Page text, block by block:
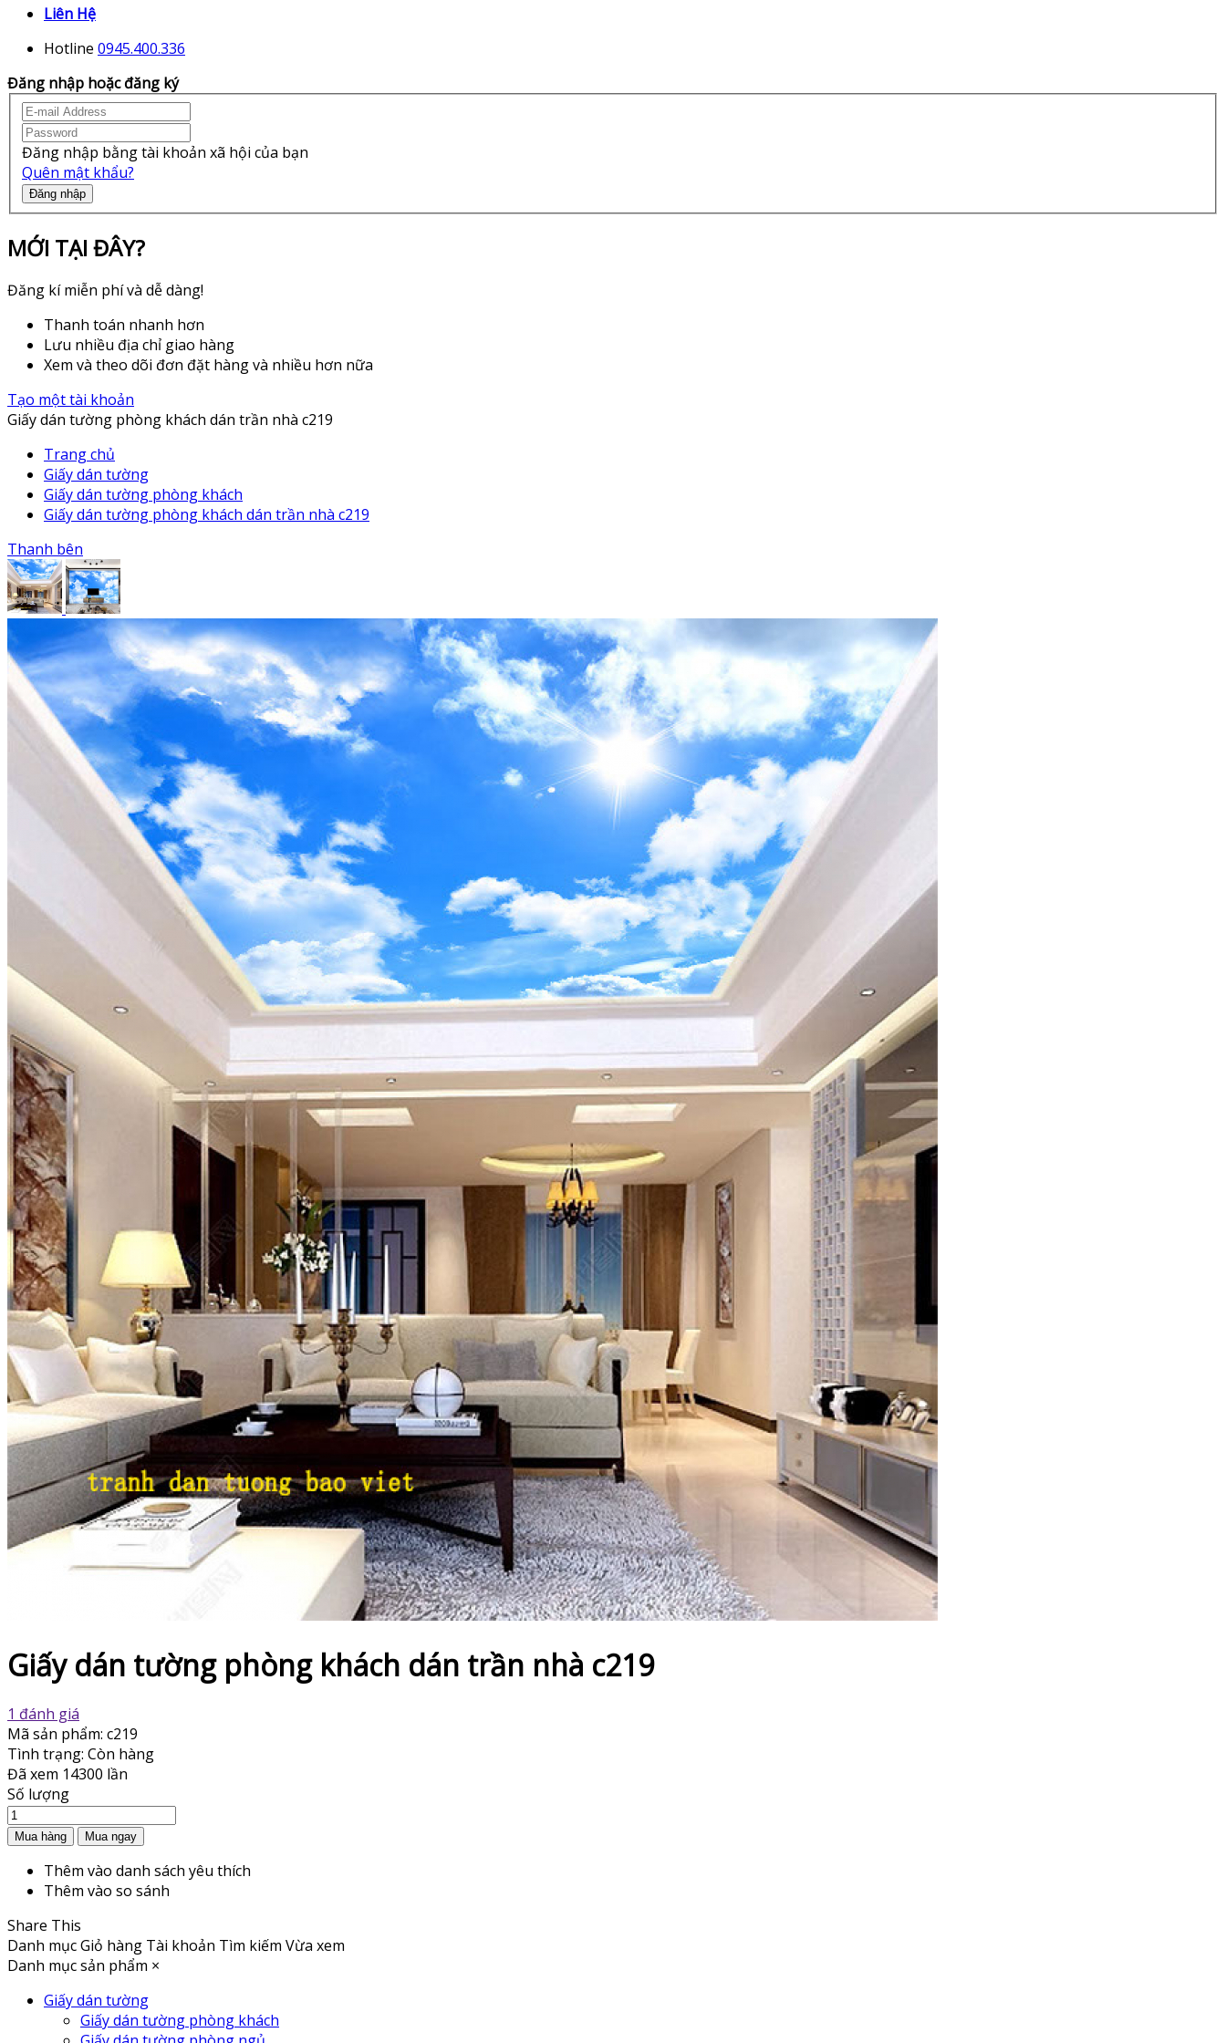
Liên Hệ
Hotline 0945.400.336
Đăng nhập hoặc đăng ký
Đăng nhập bằng tài khoản xã hội của bạn
Quên mật khẩu?
Đăng nhập
MỚI TẠI ĐÂY?
Đăng kí miễn phí và dễ dàng!
Thanh toán nhanh hơn
Lưu nhiều địa chỉ giao hàng
Xem và theo dõi đơn đặt hàng và nhiều hơn nữa
Tạo một tài khoản
Giấy dán tường phòng khách dán trần nhà c219
Trang chủ
Giấy dán tường
Giấy dán tường phòng khách
Giấy dán tường phòng khách dán trần nhà c219
Thanh bên
Giấy dán tường phòng khách dán trần nhà c219
1 đánh giá
Mã sản phẩm: c219
Tình trạng: Còn hàng
Đã xem 14300 lần
Số lượng
Thêm vào danh sách yêu thích
Thêm vào so sánh
Share This
Danh mụcGiỏ hàng Tài khoản Tìm kiếm Vừa xem
Danh mục sản phẩm ×
Giấy dán tường
Giấy dán tường phòng khách